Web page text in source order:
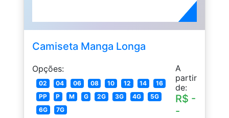
Camiseta Manga Longa
Opções:
02 04 06 08 10 12 14
16
PP
P M G 2G 3G 4G
5G
6G
7G
A
partir
de:
R$ -
-